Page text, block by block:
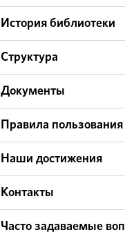
История библиотеки
Структура
Документы
Правила пользования
Наши достижения
Контакты
Часто задаваемые